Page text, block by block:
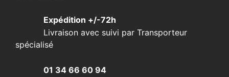
Expédition +/-72h
Livraison avec suivi par Transporteur
spécialisé
01 34 66 60 94